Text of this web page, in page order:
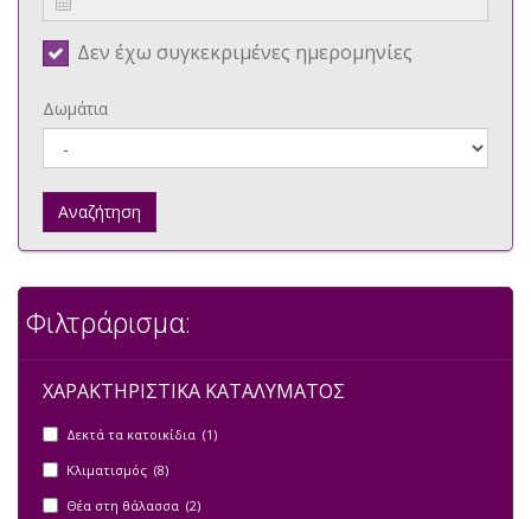
Δεν έχω συγκεκριμένες ημερομηνίες
Δωμάτια
Αναζήτηση
Φιλτράρισμα:
ΧΑΡΑΚΤΗΡΙΣΤΙΚΑ ΚΑΤΑΛΥΜΑΤΟΣ
Δεκτά τα κατοικίδια (1)
Κλιματισμός (8)
Θέα στη θάλασσα (2)